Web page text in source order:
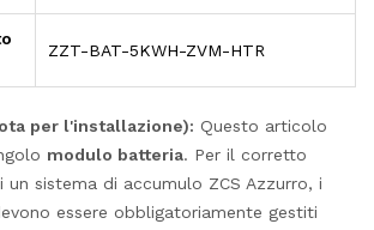
ZZT-BAT-5KWH-ZVM-HTR
per l'installazione): Questo articolo
modulo batteria. Per il corretto
sistema di accumulo ZCS Azzurro, i
essere obbligatoriamente gestiti